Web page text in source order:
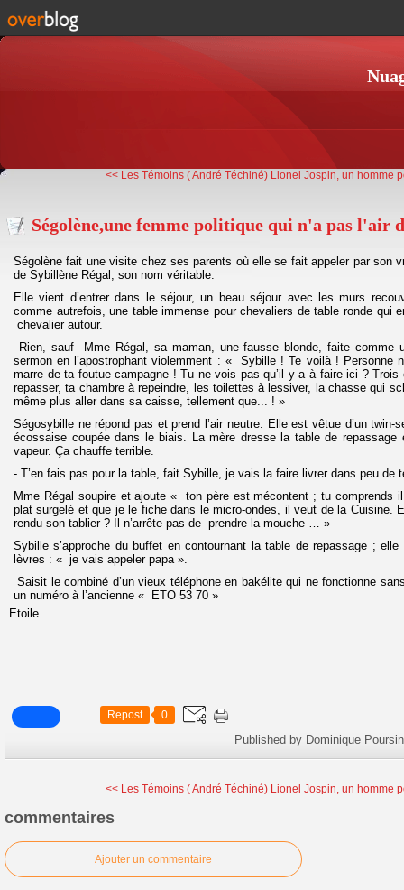
<< Les Témoins ( André Téchiné) Lionel Jospin, un homme
Ségolène,une femme politique qui n'a pas l'air
Ségolène fait une visite chez ses parents où elle se fait appeler par son
de Sybillène Régal, son nom véritable.
Elle vient d’entrer dans le séjour, un beau séjour avec les murs
comme autrefois, une table immense pour chevaliers de table ronde qui
chevalier autour.
Rien, sauf Mme Régal, sa maman, une fausse blonde, faite comme
sermon en l’apostrophant violemment : « Sybille ! Te voilà ! Personne
marre de ta foutue campagne ! Tu ne vois pas qu’il y a à faire ici ? Trois
repasser, ta chambre à repeindre, les toilettes à lessiver, la chasse qui
même plus aller dans sa caisse, tellement que... ! »
Ségosybille ne répond pas et prend l’air neutre. Elle est vêtue d’un twin-
écossaise coupée dans le biais. La mère dresse la table de repassage
vapeur. Ça chauffe terrible.
- T’en fais pas pour la table, fait Sybille, je vais la faire livrer dans peu de
Mme Régal soupire et ajoute « ton père est mécontent ; tu comprends
plat surgelé et que je le fiche dans le micro-ondes, il veut de la Cuisine.
rendu son tablier ? Il n’arrête pas de prendre la mouche … »
Sybille s’approche du buffet en contournant la table de repassage ;
lèvres : « je vais appeler papa ».
Saisit le combiné d’un vieux téléphone en bakélite qui ne fonctionne
un numéro à l’ancienne « ETO 53 70 »
Etoile.
Repost 0
Published by Dominique Poursin
<< Les Témoins ( André Téchiné) Lionel Jospin, un homme
commentaires
Ajouter un commentaire